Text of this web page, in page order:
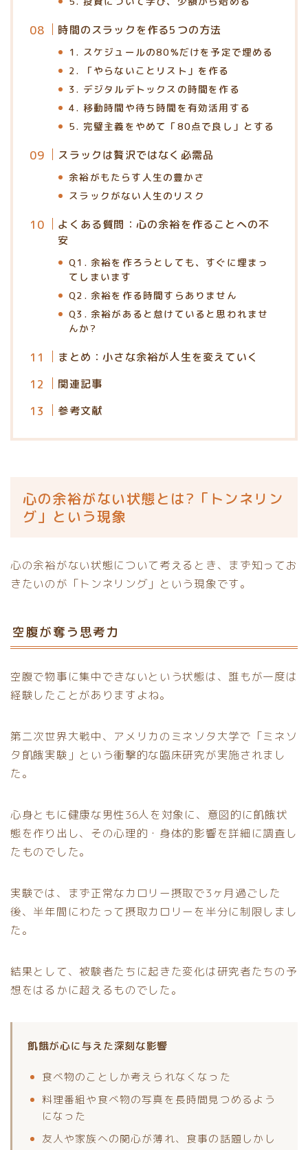
時間のスラックを作る5つの方法
1. スケジュールの80%だけを予定で埋める
2. 「やらないことリスト」を作る
3. デジタルデトックスの時間を作る
4. 移動時間や待ち時間を有効活用する
5. 完璧主義をやめて「80点で良し」とする
スラックは贅沢ではなく必需品
余裕がもたらす人生の豊かさ
スラックがない人生のリスク
よくある質問：心の余裕を作ることへの不
安
Q1. 余裕を作ろうとしても、すぐに埋まっ
てしまいます
Q2. 余裕を作る時間すらありません
Q3. 余裕があると怠けていると思われませ
んか?
まとめ：小さな余裕が人生を変えていく
関連記事
参考文献
心の余裕がない状態とは?「トンネリン
グ」という現象
心の余裕がない状態について考えるとき、まず知ってお
きたいのが「トンネリング」という現象です。
空腹が奪う思考力
空腹で物事に集中できないという状態は、誰もが一度は
経験したことがありますよね。
第二次世界大戦中、アメリカのミネソタ大学で「ミネソ
タ飢餓実験」という衝撃的な臨床研究が実施されまし
た。
心身ともに健康な男性36人を対象に、意図的に飢餓状
態を作り出し、その心理的・身体的影響を詳細に調査し
たものでした。
実験では、まず正常なカロリー摂取で3ヶ月過ごした
後、半年間にわたって摂取カロリーを半分に制限しまし
た。
結果として、被験者たちに起きた変化は研究者たちの予
想をはるかに超えるものでした。
飢餓が心に与えた深刻な影響
食べ物のことしか考えられなくなった
料理番組や食べ物の写真を長時間見つめるよう
になった
友人や家族への関心が薄れ、食事の話題しかし